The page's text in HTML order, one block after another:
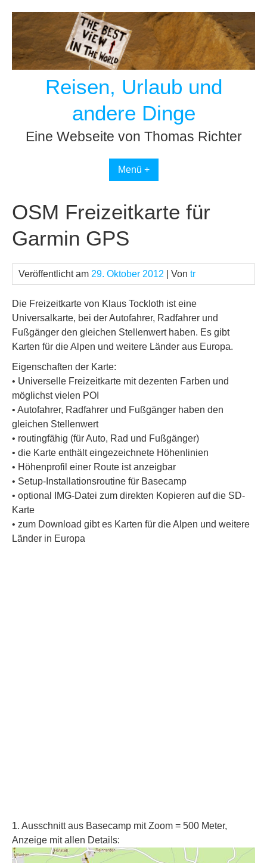
content
Reisen, Urlaub und
andere Dinge
Eine Webseite von Thomas Richter
Menü +
OSM Freizeitkarte für
Garmin GPS
Veröffentlicht am 29. Oktober 2012 | Von tr
Die Freizeitkarte von Klaus Tockloth ist eine
Universalkarte, bei der Autofahrer, Radfahrer und
Fußgänger den gleichen Stellenwert haben. Es gibt
Karten für die Alpen und weitere Länder aus Europa.
Eigenschaften der Karte:
• Universelle Freizeitkarte mit dezenten Farben und
möglichst vielen POI
• Autofahrer, Radfahrer und Fußgänger haben den
gleichen Stellenwert
• routingfähig (für Auto, Rad und Fußgänger)
• die Karte enthält eingezeichnete Höhenlinien
• Höhenprofil einer Route ist anzeigbar
• Setup-Installationsroutine für Basecamp
• optional IMG-Datei zum direkten Kopieren auf die SD-
Karte
• zum Download gibt es Karten für die Alpen und weitere
Länder in Europa
1. Ausschnitt aus Basecamp mit Zoom = 500 Meter,
Anzeige mit allen Details: